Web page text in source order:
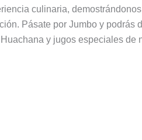
culinaria,
Pásate por Jumbo y podrás
y jugos especiales de